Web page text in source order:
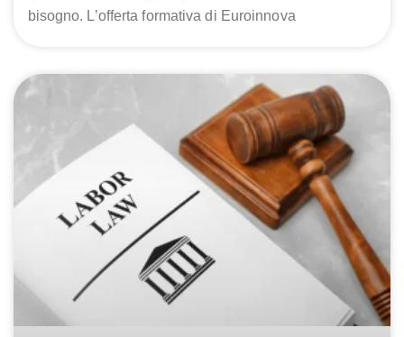
bisogno. L’offerta formativa di Euroinnova